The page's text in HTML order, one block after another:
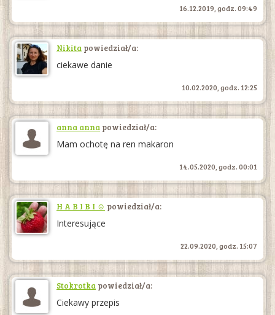
16.12.2019, godz. 09:49
Nikita powiedział/a:
ciekawe danie
10.02.2020, godz. 12:25
anna anna powiedział/a:
Mam ochotę na ren makaron
14.05.2020, godz. 00:01
H A B I B I ☺ powiedział/a:
Interesujące
22.09.2020, godz. 15:07
Stokrotka powiedział/a:
Ciekawy przepis